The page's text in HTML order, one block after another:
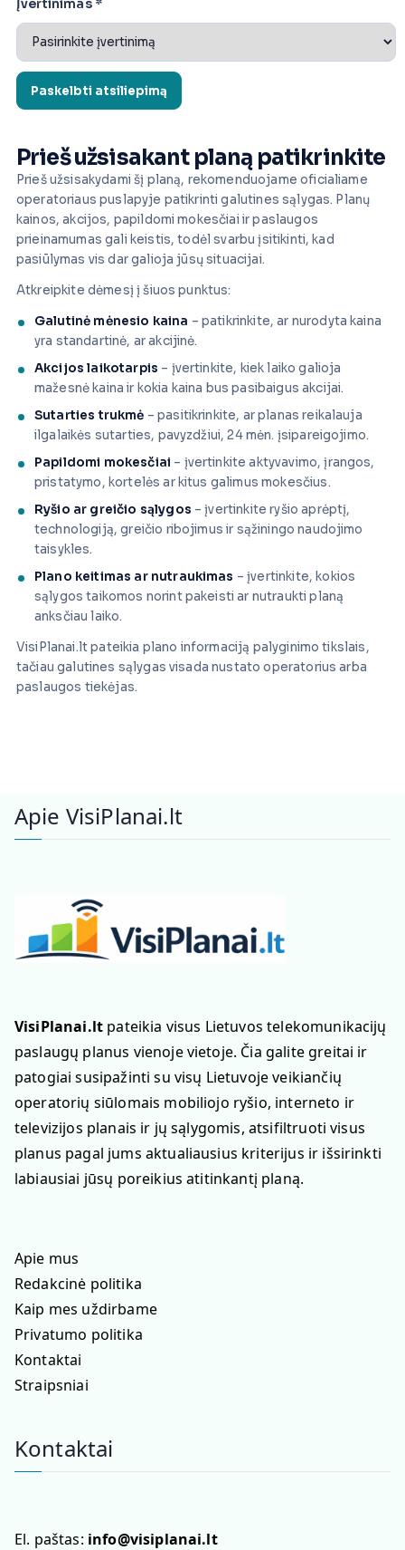
Įvertinimas *
Prieš užsisakant planą patikrinkite
Prieš užsisakydami šį planą, rekomenduojame oficialiame
operatoriaus puslapyje patikrinti galutines sąlygas. Planų
kainos, akcijos, papildomi mokesčiai ir paslaugos
prieinamumas gali keistis, todėl svarbu įsitikinti, kad
pasiūlymas vis dar galioja jūsų situacijai.
Atkreipkite dėmesį į šiuos punktus:
Galutinė mėnesio kaina – patikrinkite, ar nurodyta kaina
yra standartinė, ar akcijinė.
Akcijos laikotarpis – įvertinkite, kiek laiko galioja
mažesnė kaina ir kokia kaina bus pasibaigus akcijai.
Sutarties trukmė – pasitikrinkite, ar planas reikalauja
ilgalaikės sutarties, pavyzdžiui, 24 mėn. įsipareigojimo.
Papildomi mokesčiai – įvertinkite aktyvavimo, įrangos,
pristatymo, kortelės ar kitus galimus mokesčius.
Ryšio ar greičio sąlygos – įvertinkite ryšio aprėptį,
technologiją, greičio ribojimus ir sąžiningo naudojimo
taisykles.
Plano keitimas ar nutraukimas – įvertinkite, kokios
sąlygos taikomos norint pakeisti ar nutraukti planą
anksčiau laiko.
VisiPlanai.lt pateikia plano informaciją palyginimo tikslais,
tačiau galutines sąlygas visada nustato operatorius arba
paslaugos tiekėjas.
Apie VisiPlanai.lt
VisiPlanai.lt pateikia visus Lietuvos telekomunikacijų
paslaugų planus vienoje vietoje. Čia galite greitai ir
patogiai susipažinti su visų Lietuvoje veikiančių
operatorių siūlomais mobiliojo ryšio, interneto ir
televizijos planais ir jų sąlygomis, atsifiltruoti visus
planus pagal jums aktualiausius kriterijus ir išsirinkti
labiausiai jūsų poreikius atitinkantį planą.
Apie mus
Redakcinė politika
Kaip mes uždirbame
Privatumo politika
Kontaktai
Straipsniai
Kontaktai
El. paštas: info@visiplanai.lt